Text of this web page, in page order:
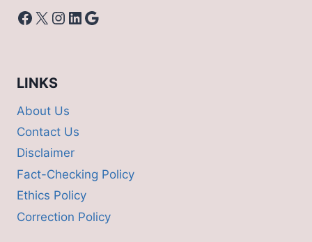
Facebook
X Instagram
LinkedIn
Google
LINKS
About Us
Contact Us
Disclaimer
Fact-Checking Policy
Ethics Policy
Correction Policy